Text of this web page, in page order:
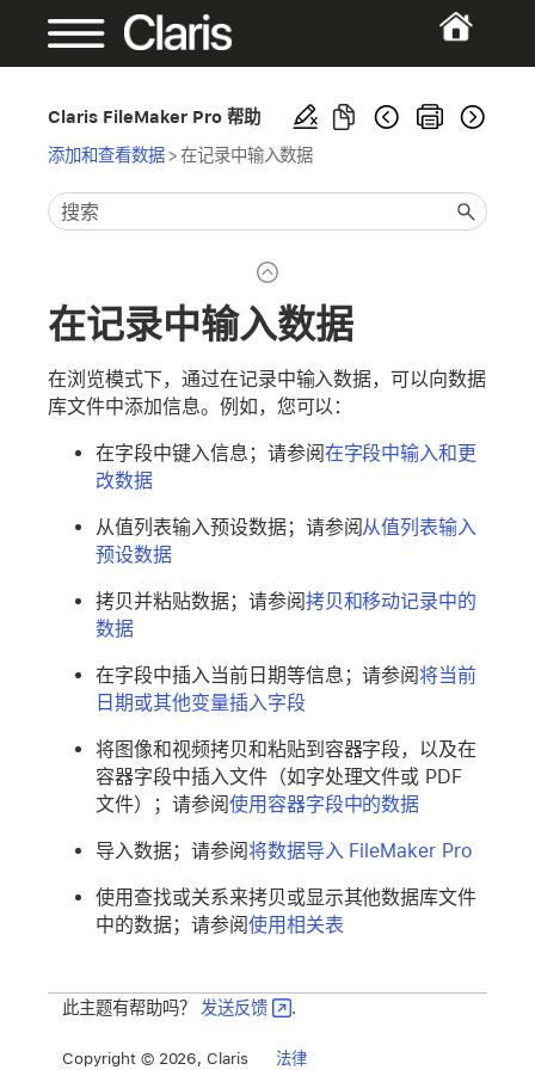
Claris FileMaker Pro 帮助
添加和查看数据>在记录中输入数据
在记录中输入数据
在浏览模式下，通过在记录中输入数据，可以向数据
库文件中添加信息。例如，您可以：
在字段中键入信息；请参阅在字段中输入和更
改数据
从值列表输入预设数据；请参阅从值列表输入
预设数据
拷贝并粘贴数据；请参阅拷贝和移动记录中的
数据
在字段中插入当前日期等信息；请参阅将当前
日期或其他变量插入字段
将图像和视频拷贝和粘贴到容器字段，以及在
容器字段中插入文件（如字处理文件或 PDF
文件）；请参阅使用容器字段中的数据
导入数据；请参阅将数据导入 FileMaker Pro
使用查找或关系来拷贝或显示其他数据库文件
中的数据；请参阅使用相关表
此主题有帮助吗？ 发送反馈 .
Copyright © 2026, Claris 法律